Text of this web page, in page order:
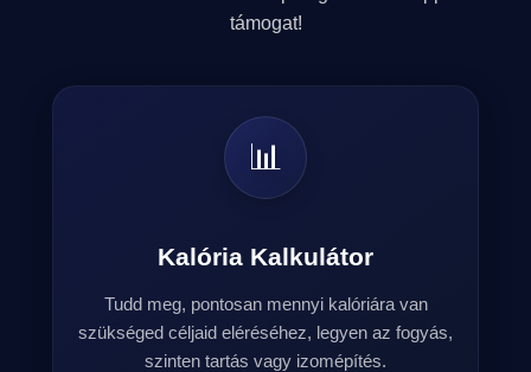
támogat!
📊
Kalória Kalkulátor
Tudd meg, pontosan mennyi kalóriára van
szükséged céljaid eléréséhez, legyen az fogyás,
szinten tartás vagy izomépítés.